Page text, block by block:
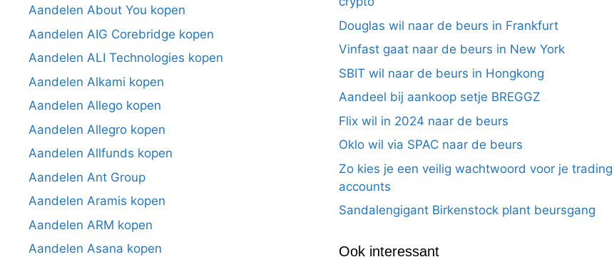
Aandelen About You kopen
Aandelen AIG Corebridge kopen
Aandelen ALI Technologies kopen
Aandelen Alkami kopen
Aandelen Allego kopen
Aandelen Allegro kopen
Aandelen Allfunds kopen
Aandelen Ant Group
Aandelen Aramis kopen
Aandelen ARM kopen
Aandelen Asana kopen
Douglas wil naar de beurs in Frankfurt
Vinfast gaat naar de beurs in New York
SBIT wil naar de beurs in Hongkong
Aandeel bij aankoop setje BREGGZ
Flix wil in 2024 naar de beurs
Oklo wil via SPAC naar de beurs
Zo kies je een veilig wachtwoord voor je trading
accounts
Sandalengigant Birkenstock plant beursgang
Ook interessant